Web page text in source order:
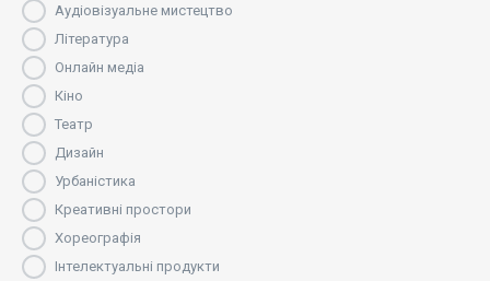
Аудіовізуальне мистецтво
Література
Онлайн медіа
Кіно
Театр
Дизайн
Урбаністика
Креативні простори
Хореографія
Інтелектуальні продукти